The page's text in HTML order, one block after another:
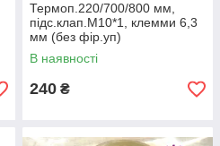
Термоп.220/700/800 мм,
підс.клап.М10*1, клемми 6,3
мм (без фір.уп)
Bosch Junkers мод.WR, WRD,
WT, WTD, к.с.1444
В наявності
240 ₴